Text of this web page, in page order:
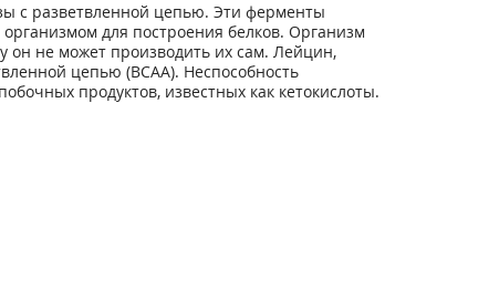
с разветвленной цепью. Эти ферменты
для построения белков. Организм
он не может производить их сам. Лейцин,
цепью (ВСАА). Неспособность
продуктов, известных как кетокислоты.